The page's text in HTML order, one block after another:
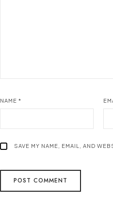
NAME *
SAVE MY NAME, EMAIL, AND